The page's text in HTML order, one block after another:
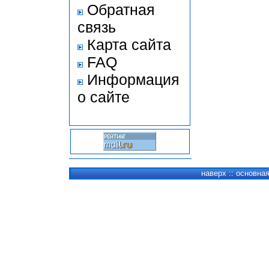
Обратная
связь
Карта сайта
FAQ
Информация
о сайте
наверх ::основная